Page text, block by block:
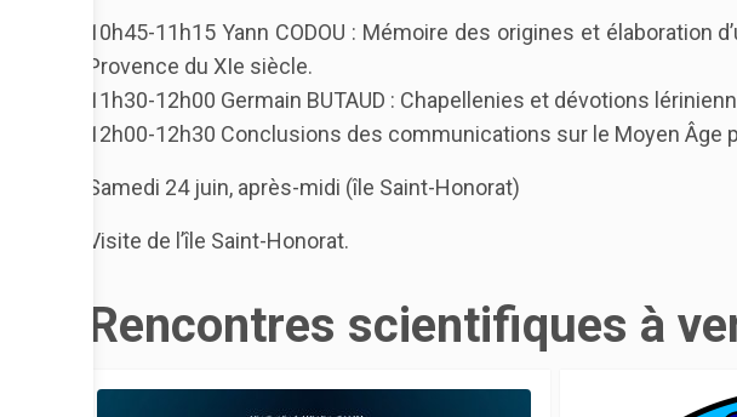
10h45-11h15 Yann CODOU : Mémoire des origines et élaboration
Provence du XIe siècle.
11h30-12h00 Germain BUTAUD : Chapellenies et dévotions
12h00-12h30 Conclusions des communications sur le Moyen Âge
Samedi 24 juin, après-midi (île Saint-Honorat)
Visite de l’île Saint-Honorat.
Rencontres scientifiques à